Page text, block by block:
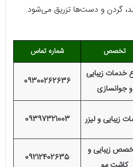
گردن و دست‌ها تزریق می‌شود.
تخصص شماره تماس
خدمات زیبایی
و جوانسازی
09300262636
زیبایی و لیزر 09397321003
زیبایی و
09212402635